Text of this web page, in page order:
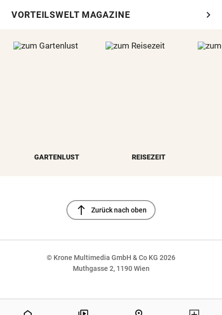
VORTEILSWELT MAGAZINE chevron_right
GARTENLUST REISEZEIT
north Zurück nach oben
© Krone Multimedia GmbH & Co KG 2026
Muthgasse 2, 1190 Wien
NaN%